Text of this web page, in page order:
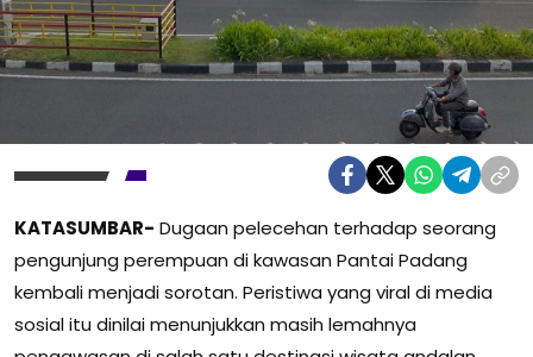
KATASUMBAR- Dugaan pelecehan terhadap seorang
pengunjung perempuan di kawasan Pantai Padang
kembali menjadi sorotan. Peristiwa yang viral di media
sosial itu dinilai menunjukkan masih lemahnya